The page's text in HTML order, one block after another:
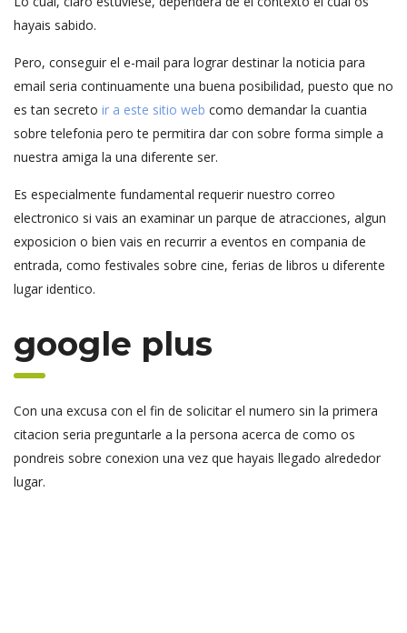
hayais sabido.
Pero, conseguir el e-mail para lograr destinar la noticia para
email seria continuamente una buena posibilidad, puesto que no
es tan secreto ir a este sitio web como demandar la cuantia
sobre telefonia pero te permitira dar con sobre forma simple a
nuestra amiga la una diferente ser.
Es especialmente fundamental requerir nuestro correo
electronico si vais an examinar un parque de atracciones, algun
exposicion o bien vais en recurrir a eventos en compania de
entrada, como festivales sobre cine, ferias de libros u diferente
lugar identico.
google plus
Con una excusa con el fin de solicitar el numero sin la primera
citacion seria preguntarle a la persona acerca de como os
pondreis sobre conexion una vez que hayais llegado alrededor
lugar.